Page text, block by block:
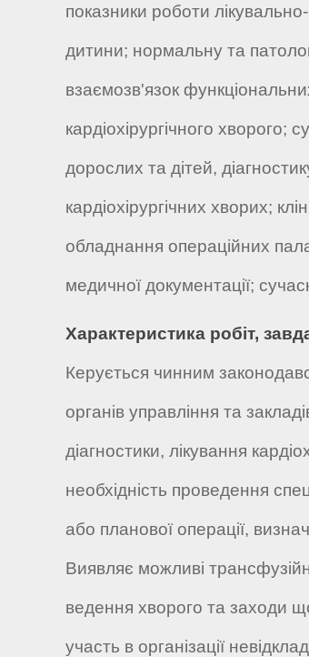
показники роботи
дитини; нормальну та
взаємозв'язок
кардіохірургічного хворого;
дорослих та дітей,
кардіохірургічних хворих;
обладнання операційних
медичної документації;
Характеристика робіт,
Керується чинним
органів управління та
діагностики, лікування
необхідність проведення
або планової операції,
Виявляє можливі
ведення хворого та заходи
участь в організації